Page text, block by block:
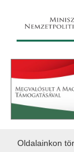
Oldalainkon